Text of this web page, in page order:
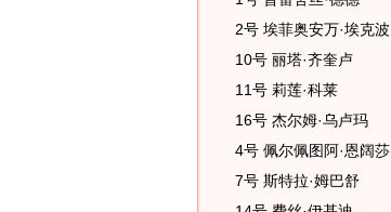
2号 埃菲奥安万·埃克波
10号 丽塔·齐奎卢
11号 莉莲·科莱
16号 杰尔姆·乌卢玛
4号 佩尔佩图阿·恩阔莎
7号 斯特拉·姆巴舒